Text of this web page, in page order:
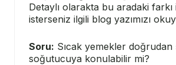
Detaylı olarakta bu aradaki
isterseniz ilgili blog yazımızı
Soru: Sıcak yemekler doğrudan
soğutucuya konulabilir mi?